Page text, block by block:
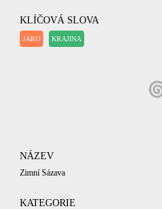
KLÍČOVÁ SLOVA
JARO KRAJINA
NÁZEV
Zimní Sázava
KATEGORIE